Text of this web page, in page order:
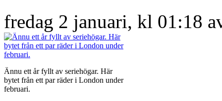
fredag 2 januari, kl 01:18
Ännu ett år fyllt av seriehögar. Här
bytet från ett par räder i London under
februari.